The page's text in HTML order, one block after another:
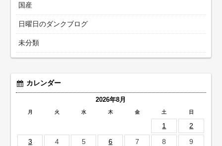
国産
日曜日のダンクブログ
未分類
カレンダー
2026年8月
月 火 水 木 金 土 日
1
2
3
4 5 6 7 8
9